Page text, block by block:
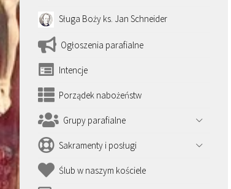
Sługa Boży ks. Jan Schneider
Ogłoszenia parafialne
Intencje
Porządek nabożeństw
Grupy parafialne
Sakramenty i posługi
Ślub w naszym kościele